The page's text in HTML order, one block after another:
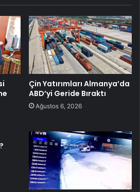
Çin Yatırımları Almanya’da
ABD’yi Geride Bıraktı
Ağustos 6, 2026